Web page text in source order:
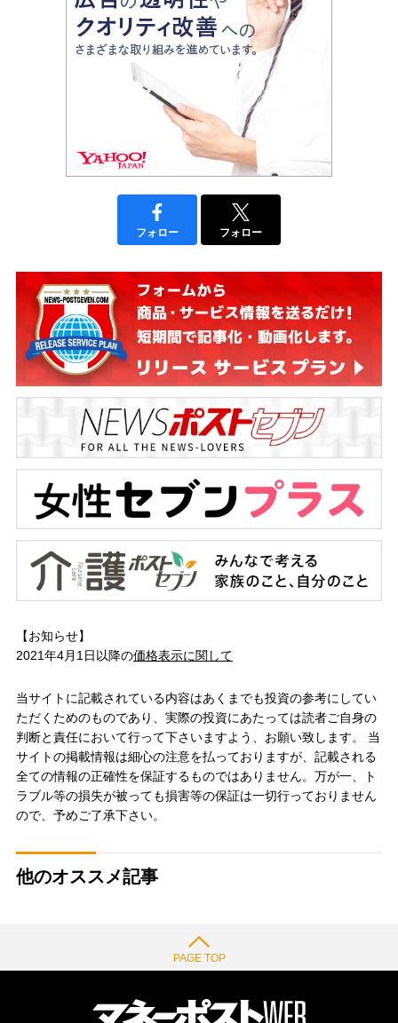
フォロー フォロー
【お知らせ】
2021年4月1日以降の価格表示に関して
当サイトに記載されている内容はあくまでも投資の参考にしてい
ただくためのものであり、実際の投資にあたっては読者ご自身の
判断と責任において行って下さいますよう、お願い致します。 当
サイトの掲載情報は細心の注意を払っておりますが、記載される
全ての情報の正確性を保証するものではありません。万が一、ト
ラブル等の損失が被っても損害等の保証は一切行っておりません
ので、予めご了承下さい。
他のオススメ記事
PAGE TOP